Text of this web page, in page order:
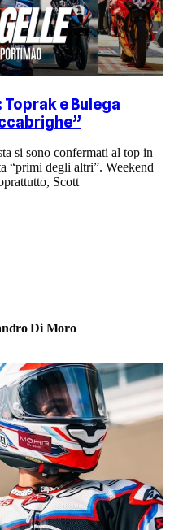
e Bulega
si sono confermati al top in
“primi degli altri”. Weekend
Scott
Di Moro